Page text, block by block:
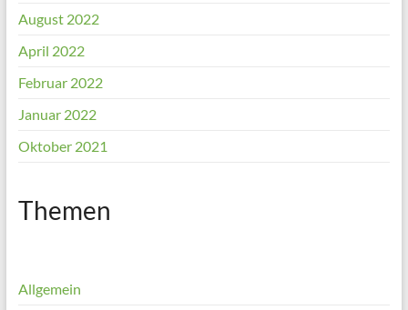
August 2022
April 2022
Februar 2022
Januar 2022
Oktober 2021
Themen
Allgemein